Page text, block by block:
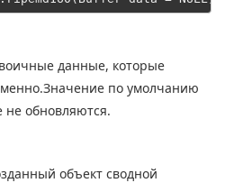
данные, которые
по умолчанию
обновляются.
объект сводной